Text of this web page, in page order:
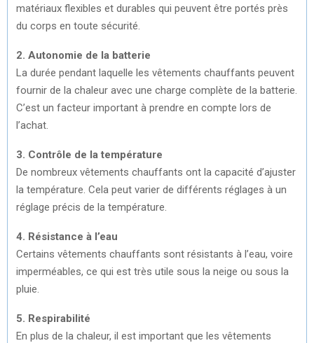
matériaux flexibles et durables qui peuvent être portés près
du corps en toute sécurité.
2. Autonomie de la batterie
La durée pendant laquelle les vêtements chauffants peuvent
fournir de la chaleur avec une charge complète de la batterie.
C’est un facteur important à prendre en compte lors de
l’achat.
3. Contrôle de la température
De nombreux vêtements chauffants ont la capacité d’ajuster
la température. Cela peut varier de différents réglages à un
réglage précis de la température.
4. Résistance à l’eau
Certains vêtements chauffants sont résistants à l’eau, voire
imperméables, ce qui est très utile sous la neige ou sous la
pluie.
5. Respirabilité
En plus de la chaleur, il est important que les vêtements